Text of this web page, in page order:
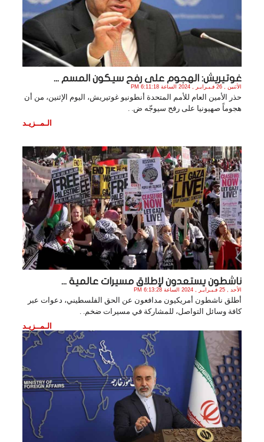
غوتيريش: الهجوم على رفح سيكون المسم ...
الأثنين , 26 فـبـرايـر , 2024 الساعة 6:11:18 PM
حذر الأمين العام للأمم المتحدة أنطونيو غوتيريش، اليوم الإثنين، من أن
هجوماً صهيونيا على رفح سيوجّه ض. .
الـمــزيـد
ناشطون يستعدون لإطلاق مسيرات عالمية ...
الأحد , 25 فـبـرايـر , 2024 الساعة 6:13:28 PM
أطلق ناشطون أمريكيون مدافعون عن الحق الفلسطيني، دعوات عبر
كافة وسائل التواصل، للمشاركة في مسيرات ضخم. .
الـمــزيـد